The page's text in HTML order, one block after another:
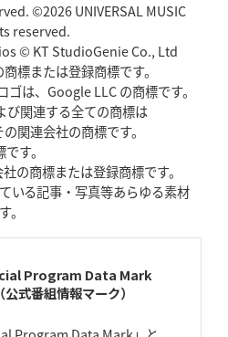
の意義「特別からノーマルへ」が最終
「クボタは10年いた自分のホーム」
産」に新クラブハウスは「皆に開かれ
©2026 UNIVERSAL MUSIC
reserved.
© KT StudioGenie Co., Ltd
標または登録商標です。
は、Google LLC の商標です。
関連する全ての商標は
関連会社の商標です。
す。
の商標または登録商標です。
いる記事・写真等あらゆる素材
。
Program Data Mark
（公式番組情報マーク）